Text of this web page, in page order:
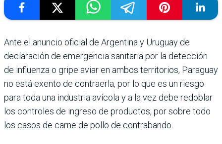
Ante el anuncio oficial de Argentina y Uruguay de
declaración de emergencia sanitaria por la detección
de influenza o gripe aviar en ambos territorios, Paraguay
no está exento de contraerla, por lo que es un riesgo
para toda una industria avícola y a la vez debe redoblar
los controles de ingreso de productos, por sobre todo
los casos de carne de pollo de contrabando.